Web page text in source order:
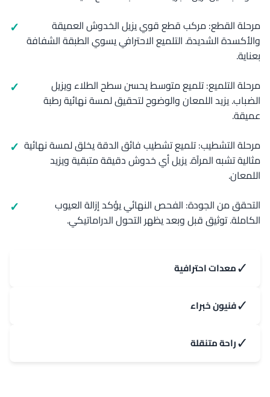
مرحلة القطع: مركب قطع قوي يزيل الخدوش العميقة
والأكسدة الشديدة. التلميع الاحترافي يسوي الطبقة الشفافة
بعناية.
مرحلة التلميع: تلميع متوسط يحسن سطح الطلاء ويزيل
الضباب. يزيد اللمعان والوضوح لتحقيق لمسة نهائية رطبة
عميقة.
مرحلة التشطيب: تلميع تشطيب فائق الدقة يخلق لمسة نهائية
مثالية تشبه المرآة. يزيل أي خدوش دقيقة متبقية ويزيد
اللمعان.
التحقق من الجودة: الفحص النهائي يؤكد إزالة العيوب
الكاملة. توثيق قبل وبعد يظهر التحول الدراماتيكي.
✓معدات احترافية
✓فنيون خبراء
✓راحة متنقلة